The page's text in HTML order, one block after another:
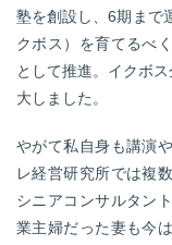
塾を創設し、6期まで
クボス）を育てるべ
として推進。イクボ
大しました。
やがて私自身も講演
レ経営研究所では複
シニアコンサルタン
業主婦だった妻も今